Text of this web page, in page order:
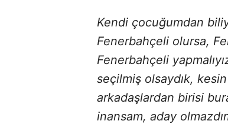
Kendi çocuğumdan
Fenerbahçeli olursa,
Fenerbahçeli
seçilmiş olsaydık,
arkadaşlardan birisi
inansam, aday